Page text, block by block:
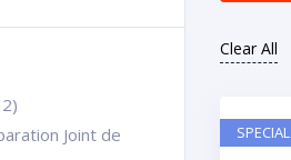
Joint de
Clear All
SPECIAL